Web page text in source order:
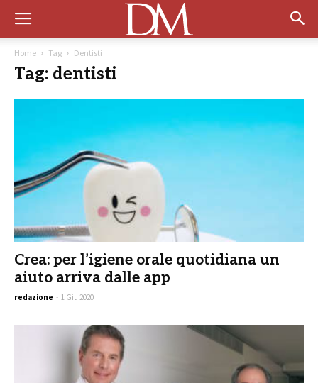
Home Tag Dentisti
Tag: dentisti
Crea: per l’igiene orale quotidiana un
aiuto arriva dalle app
redazione - 1 Giu 2020